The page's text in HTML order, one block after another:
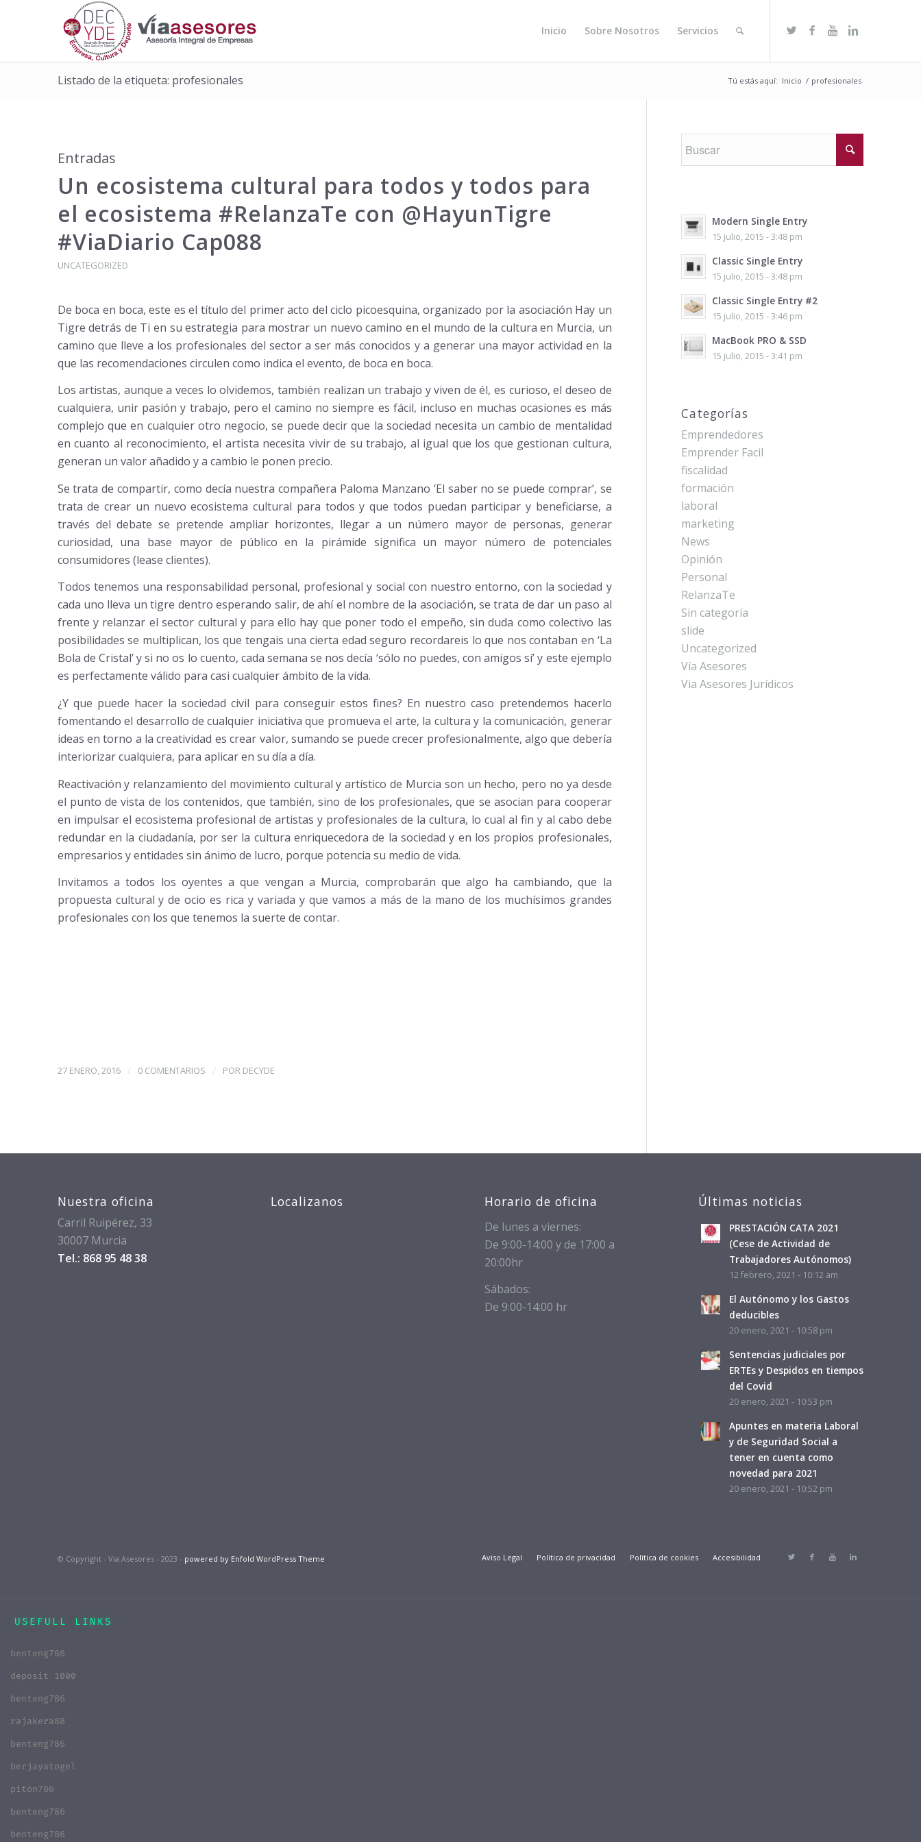
Inicio Sobre Nosotros Servicios
Listado de la etiqueta: profesionales Tú estás aquí: Inicio / profesionales
Entradas
Un ecosistema cultural para todos y todos para
el ecosistema #RelanzaTe con @HayunTigre
#ViaDiario Cap088
UNCATEGORIZED
De boca en boca, este es el título del primer acto del ciclo picoesquina, organizado por la asociación Hay un
Tigre detrás de Ti en su estrategia para mostrar un nuevo camino en el mundo de la cultura en Murcia, un
camino que lleve a los profesionales del sector a ser más conocidos y a generar una mayor actividad en la
que las recomendaciones circulen como indica el evento, de boca en boca.
Los artistas, aunque a veces lo olvidemos, también realizan un trabajo y viven de él, es curioso, el deseo de
cualquiera, unir pasión y trabajo, pero el camino no siempre es fácil, incluso en muchas ocasiones es más
complejo que en cualquier otro negocio, se puede decir que la sociedad necesita un cambio de mentalidad
en cuanto al reconocimiento, el artista necesita vivir de su trabajo, al igual que los que gestionan cultura,
generan un valor añadido y a cambio le ponen precio.
Se trata de compartir, como decía nuestra compañera Paloma Manzano ‘El saber no se puede comprar’, se
trata de crear un nuevo ecosistema cultural para todos y que todos puedan participar y beneficiarse, a
través del debate se pretende ampliar horizontes, llegar a un número mayor de personas, generar
curiosidad, una base mayor de público en la pirámide significa un mayor número de potenciales
consumidores (lease clientes).
Todos tenemos una responsabilidad personal, profesional y social con nuestro entorno, con la sociedad y
cada uno lleva un tigre dentro esperando salir, de ahí el nombre de la asociación, se trata de dar un paso al
frente y relanzar el sector cultural y para ello hay que poner todo el empeño, sin duda como colectivo las
posibilidades se multiplican, los que tengais una cierta edad seguro recordareis lo que nos contaban en ‘La
Bola de Cristal’ y si no os lo cuento, cada semana se nos decía ‘sólo no puedes, con amigos sí’ y este ejemplo
es perfectamente válido para casi cualquier ámbito de la vida.
¿Y que puede hacer la sociedad civil para conseguir estos fines? En nuestro caso pretendemos hacerlo
fomentando el desarrollo de cualquier iniciativa que promueva el arte, la cultura y la comunicación, generar
ideas en torno a la creatividad es crear valor, sumando se puede crecer profesionalmente, algo que debería
interiorizar cualquiera, para aplicar en su día a día.
Reactivación y relanzamiento del movimiento cultural y artístico de Murcia son un hecho, pero no ya desde
el punto de vista de los contenidos, que también, sino de los profesionales, que se asocian para cooperar
en impulsar el ecosistema profesional de artistas y profesionales de la cultura, lo cual al fin y al cabo debe
redundar en la ciudadanía, por ser la cultura enriquecedora de la sociedad y en los propios profesionales,
empresarios y entidades sin ánimo de lucro, porque potencia su medio de vida.
Invitamos a todos los oyentes a que vengan a Murcia, comprobarán que algo ha cambiando, que la
propuesta cultural y de ocio es rica y variada y que vamos a más de la mano de los muchísimos grandes
profesionales con los que tenemos la suerte de contar.
27 ENERO, 2016 / 0 COMENTARIOS / POR DECYDE
Modern Single Entry
15 julio, 2015 - 3:48 pm
Classic Single Entry
15 julio, 2015 - 3:48 pm
Classic Single Entry #2
15 julio, 2015 - 3:46 pm
MacBook PRO & SSD
15 julio, 2015 - 3:41 pm
Categorías
Emprendedores
Emprender Facil
fiscalidad
formación
laboral
marketing
News
Opinión
Personal
RelanzaTe
Sin categoría
slide
Uncategorized
Vía Asesores
Via Asesores Jurídicos
Nuestra oficina
Carril Ruipérez, 33
30007 Murcia
Tel.: 868 95 48 38
Localizanos Horario de oficina
De lunes a viernes:
De 9:00-14:00 y de 17:00 a
20:00hr
Sábados:
De 9:00-14:00 hr
Últimas noticias
PRESTACIÓN CATA 2021
(Cese de Actividad de
Trabajadores Autónomos)
12 febrero, 2021 - 10:12 am
El Autónomo y los Gastos
deducibles
20 enero, 2021 - 10:58 pm
Sentencias judiciales por
ERTEs y Despidos en tiempos
del Covid
20 enero, 2021 - 10:53 pm
Apuntes en materia Laboral
y de Seguridad Social a
tener en cuenta como
novedad para 2021
20 enero, 2021 - 10:52 pm
© Copyright - Via Asesores - 2023 - powered by Enfold WordPress Theme Aviso Legal Política de privacidad Política de cookies Accesibilidad
USEFULL LINKS
benteng786
deposit 1000
benteng786
rajakera88
benteng786
berjayatogel
piton786
benteng786
benteng786